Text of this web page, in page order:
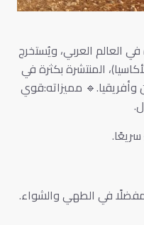
العالم العربي، ويُستخرج
المنتشرة بكثرة في
وأفريقيا.🔹 مميزاته:قوي
مفضلًا في الطهي والشواء.